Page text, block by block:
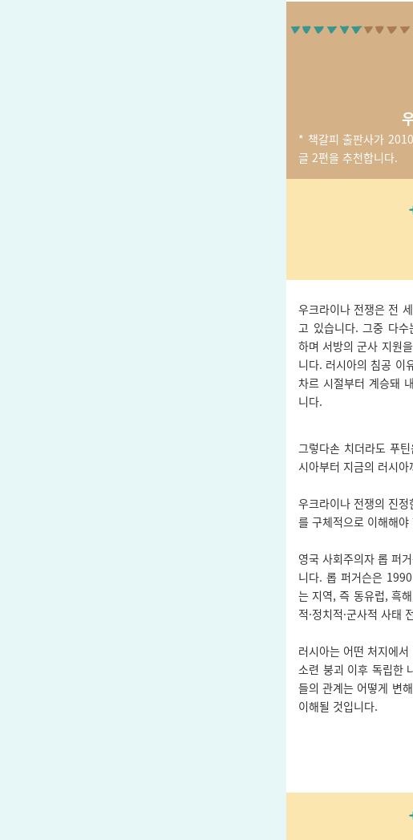
* 책갈피 출판사가
글 2편을 추천합니다.
우크라이나 전쟁은 전
고 있습니다. 그중 다
하며 서방의 군사 지원
니다. 러시아의 침공 이
차르 시절부터 계승돼
니다.
그렇다손 치더라도 푸
시아부터 지금의 러시
우크라이나 전쟁의 진
를 구체적으로 이해해야
영국 사회주의자 롭 퍼
니다. 롭 퍼거슨은
는 지역, 즉 동유럽, 흑
적·정치적·군사적 사태
러시아는 어떤 처지에
소련 붕괴 이후 독립한
들의 관계는 어떻게 변
이해될 것입니다.